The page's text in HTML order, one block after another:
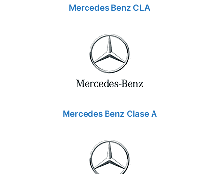
Mercedes Benz CLA
Mercedes Benz Clase A